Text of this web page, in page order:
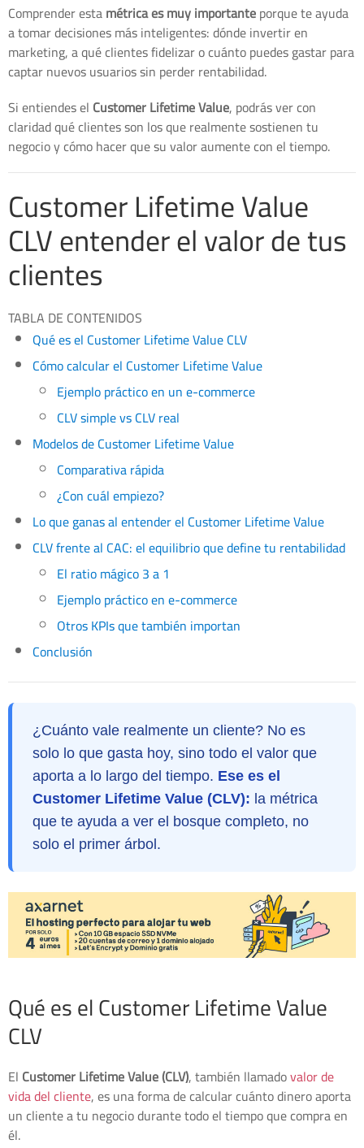
Comprender estamétrica es muy importanteporque te ayuda
a tomar decisiones más inteligentes: dónde invertir en
marketing, a qué clientes fidelizar o cuánto puedes gastar para
captar nuevos usuarios sin perder rentabilidad.
Si entiendes el Customer Lifetime Value, podrás ver con
claridad qué clientes son los que realmente sostienen tu
negocio y cómo hacer que su valor aumente con el tiempo.
Customer Lifetime Value
CLV entender el valor de tus
clientes
TABLA DE CONTENIDOS
Qué es el Customer Lifetime Value CLV
Cómo calcular el Customer Lifetime Value
Ejemplo práctico en un e-commerce
CLV simple vs CLV real
Modelos de Customer Lifetime Value
Comparativa rápida
¿Con cuál empiezo?
Lo que ganas al entender el Customer Lifetime Value
CLV frente al CAC: el equilibrio que define tu rentabilidad
El ratio mágico 3 a 1
Ejemplo práctico en e-commerce
Otros KPIs que también importan
Conclusión
¿Cuánto vale realmente un cliente? No es
solo lo que gasta hoy, sino todo el valor que
aporta a lo largo del tiempo. Ese es el
Customer Lifetime Value (CLV): la métrica
que te ayuda a ver el bosque completo, no
solo el primer árbol.
Qué es el Customer Lifetime Value
CLV
El Customer Lifetime Value (CLV), también llamadovalor de
vida del cliente, es una forma de calcular cuánto dinero aporta
un cliente a tu negocio durante todo el tiempo que compra en
él.